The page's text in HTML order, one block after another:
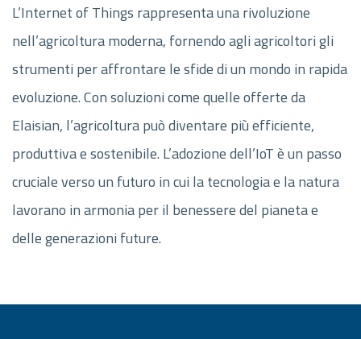
L’Internet of Things rappresenta una rivoluzione
nell’agricoltura moderna, fornendo agli agricoltori gli
strumenti per affrontare le sfide di un mondo in rapida
evoluzione. Con soluzioni come quelle offerte da
Elaisian, l’agricoltura può diventare più efficiente,
produttiva e sostenibile. L’adozione dell’IoT è un passo
cruciale verso un futuro in cui la tecnologia e la natura
lavorano in armonia per il benessere del pianeta e
delle generazioni future.